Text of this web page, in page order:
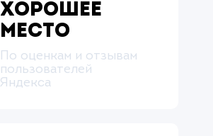
Хорошее
место
По оценкам и отзывам
пользователей
Яндекса